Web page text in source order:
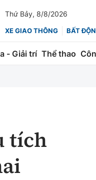
Thứ Bảy, 8/8/2026
XE GIAO THÔNG BẤT
- Giải trí Thể thao
Chứng khoán
tích